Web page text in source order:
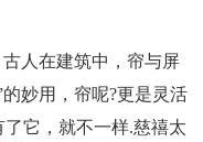
人在建筑中，帘与屏
妙用，帘呢?更是灵活
它，就不一样.慈禧太